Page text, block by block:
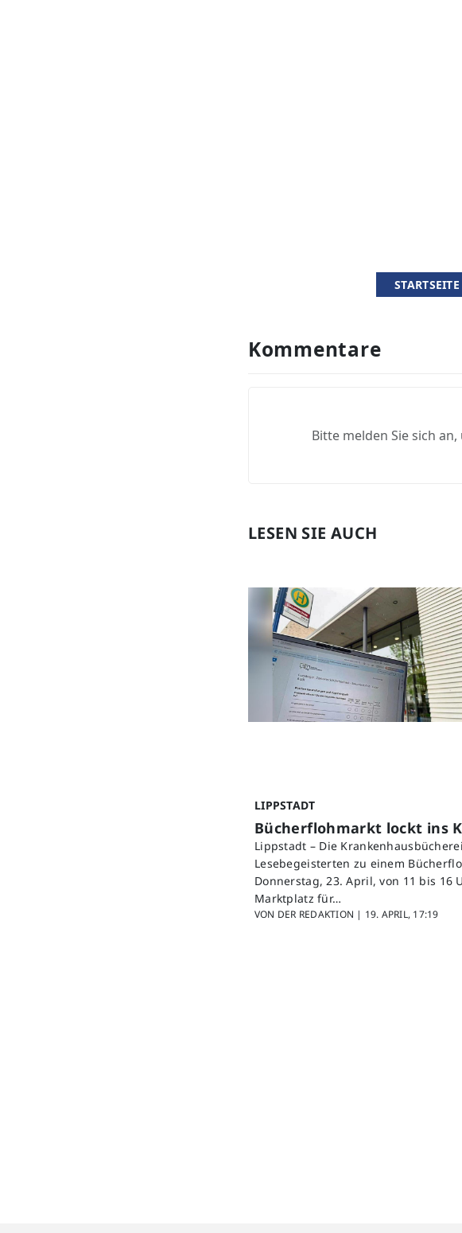
STARTSEITE
Kommentare
Bitte melden Sie sich
LESEN SIE AUCH
LIPPSTADT
Bücherflohmarkt lockt ins
Lippstadt – Die
Lesebegeisterten zu einem
Donnerstag, 23. April, von 11 bis 16
Marktplatz für…
VON DER REDAKTION | 19. APRIL, 17:19